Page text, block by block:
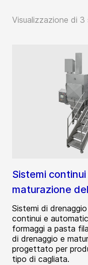
Visualizzazione di 3
Sistemi
maturazione
Sistemi di
continui e
formaggi a pasta
di drenaggio e
progettato per
tipo di cagliata.